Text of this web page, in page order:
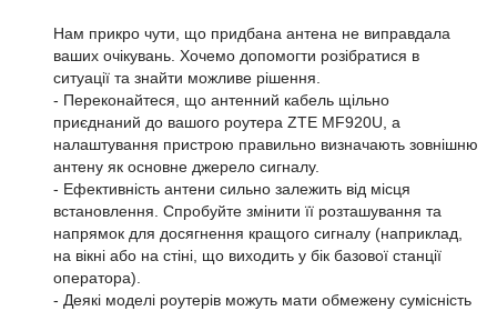
Нам прикро чути, що придбана антена не виправдала
ваших очікувань. Хочемо допомогти розібратися в
ситуації та знайти можливе рішення.
- Переконайтеся, що антенний кабель щільно
приєднаний до вашого роутера ZTE MF920U, а
налаштування пристрою правильно визначають зовнішню
антену як основне джерело сигналу.
- Ефективність антени сильно залежить від місця
встановлення. Спробуйте змінити її розташування та
напрямок для досягнення кращого сигналу (наприклад,
на вікні або на стіні, що виходить у бік базової станції
оператора).
- Деякі моделі роутерів можуть мати обмежену сумісність